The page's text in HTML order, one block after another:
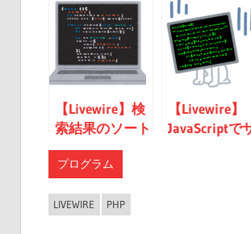
【Livewire】検
索結果のソート
機能が欲しい。
【Livewire】
JavaScriptで
プログラム
LIVEWIRE PHP